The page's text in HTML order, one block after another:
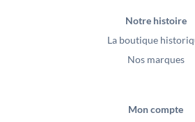
Notre histoire
La boutique
Nos marques
Mon compte